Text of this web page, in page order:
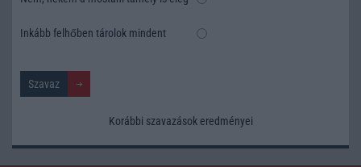
Inkább felhőben tárolok mindent
Korábbi szavazások eredményei